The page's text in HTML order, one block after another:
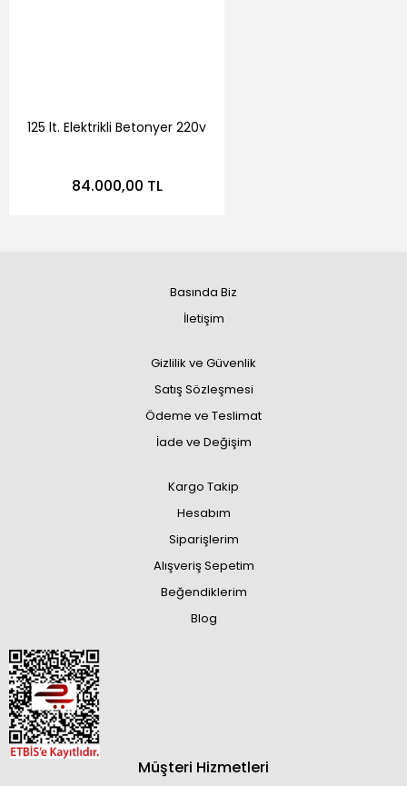
125 lt. Elektrikli Betonyer 220v
84.000,00 TL
Basında Biz
İletişim
Gizlilik ve Güvenlik
Satış Sözleşmesi
Ödeme ve Teslimat
İade ve Değişim
Kargo Takip
Hesabım
Siparişlerim
Alışveriş Sepetim
Beğendiklerim
Blog
Müşteri Hizmetleri